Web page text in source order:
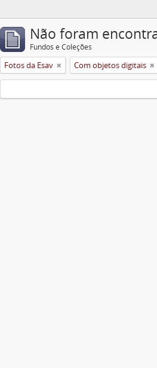
Não foram
Fundos e Coleções
Fotos da Esav Com objetos digitais